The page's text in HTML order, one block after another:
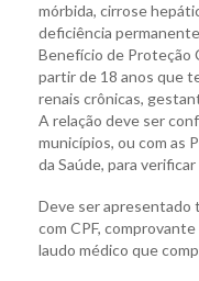
mórbida, cirrose
deficiência
Benefício de Proteção
partir de 18 anos que
renais crônicas,
A relação deve ser
municípios, ou com as
da Saúde, para
Deve ser apresentado
com CPF,
laudo médico que